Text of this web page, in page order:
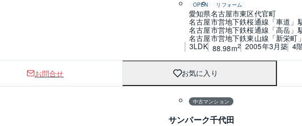
OPEN リフォーム
愛知県名古屋市東区代官町
名古屋市営地下鉄桜通線「車道」
名古屋市営地下鉄桜通線「高岳」
名古屋市営地下鉄東山線「新栄町
3LDK 88.98m2 2005年3月築 4
お問合せ お気に入り
中古マンション
サンパーク千代田